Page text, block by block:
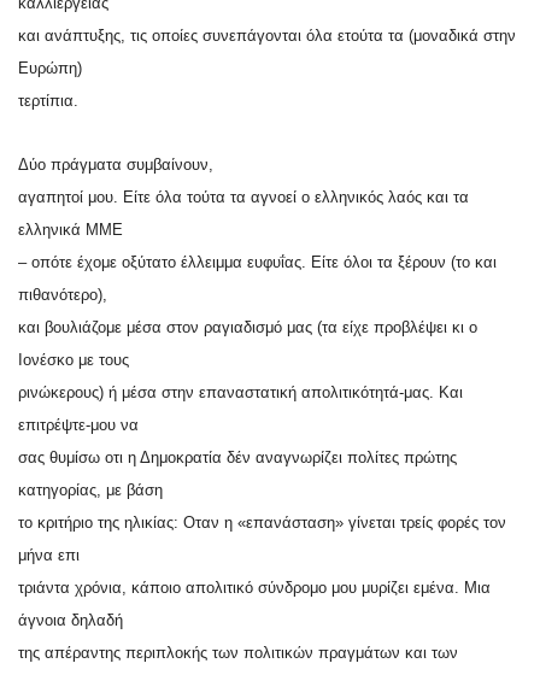
και ανάπτυξης, τις οποίες συνεπάγονται όλα ετούτα τα (μοναδικά στην
Ευρώπη)
τερτίπια.
Δύο πράγματα συμβαίνουν,
αγαπητοί μου. Είτε όλα τούτα τα αγνοεί ο ελληνικός λαός και τα
ελληνικά ΜΜΕ
– οπότε έχομε οξύτατο έλλειμμα ευφυΐας. Είτε όλοι τα ξέρουν (το και
πιθανότερο),
και βουλιάζομε μέσα στον ραγιαδισμό μας (τα είχε προβλέψει κι ο
Ιονέσκο με τους
ρινώκερους) ή μέσα στην επαναστατική απολιτικότητά-μας. Και
επιτρέψτε-μου να
σας θυμίσω οτι η Δημοκρατία δέν αναγνωρίζει πολίτες πρώτης
κατηγορίας, με βάση
το κριτήριο της ηλικίας: Οταν η «επανάσταση» γίνεται τρείς φορές τον
μήνα επι
τριάντα χρόνια, κάποιο απολιτικό σύνδρομο μου μυρίζει εμένα. Μια
άγνοια δηλαδή
της απέραντης περιπλοκής των πολιτικών πραγμάτων και των